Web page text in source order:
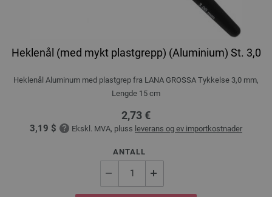
Heklenål (med mykt plastgrepp) (Aluminium) St. 3,0
Heklenål Aluminum med plastgrep fra LANA GROSSA Tykkelse 3,0 mm,
Lengde 15 cm
2,73 €
3,19 $ Ekskl. MVA, pluss leverans og ev importkostnader
ANTALL